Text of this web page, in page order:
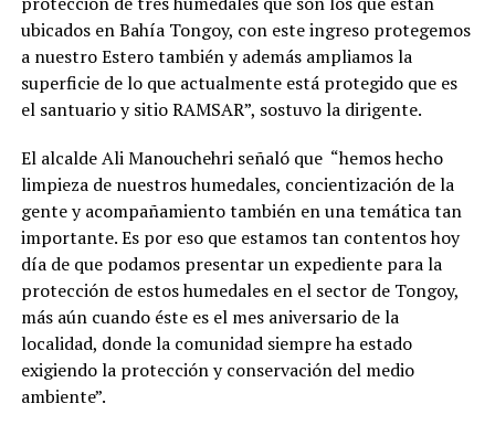
ubicados en Bahía Tongoy, con este ingreso protegemos
a nuestro Estero también y además ampliamos la
superficie de lo que actualmente está protegido que es
el santuario y sitio RAMSAR”, sostuvo la dirigente.
El alcalde Ali Manouchehri señaló que “hemos hecho
limpieza de nuestros humedales, concientización de la
gente y acompañamiento también en una temática tan
importante. Es por eso que estamos tan contentos hoy
día de que podamos presentar un expediente para la
protección de estos humedales en el sector de Tongoy,
más aún cuando éste es el mes aniversario de la
localidad, donde la comunidad siempre ha estado
exigiendo la protección y conservación del medio
ambiente”.